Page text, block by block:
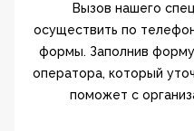
Вызов нашего
осуществить по
формы. Заполнив
оператора, который
поможет с